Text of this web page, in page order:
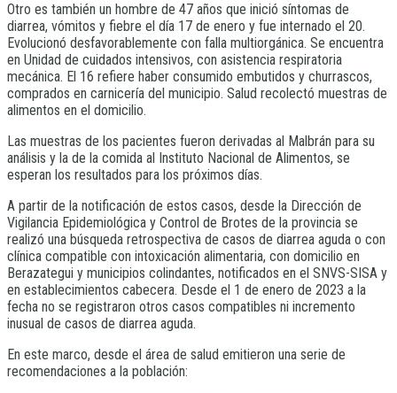
Otro es también un hombre de 47 años que inició síntomas de
diarrea, vómitos y fiebre el día 17 de enero y fue internado el 20.
Evolucionó desfavorablemente con falla multiorgánica. Se encuentra
en Unidad de cuidados intensivos, con asistencia respiratoria
mecánica. El 16 refiere haber consumido embutidos y churrascos,
comprados en carnicería del municipio. Salud recolectó muestras de
alimentos en el domicilio.
Las muestras de los pacientes fueron derivadas al Malbrán para su
análisis y la de la comida al Instituto Nacional de Alimentos, se
esperan los resultados para los próximos días.
A partir de la notificación de estos casos, desde la Dirección de
Vigilancia Epidemiológica y Control de Brotes de la provincia se
realizó una búsqueda retrospectiva de casos de diarrea aguda o con
clínica compatible con intoxicación alimentaria, con domicilio en
Berazategui y municipios colindantes, notificados en el SNVS-SISA y
en establecimientos cabecera. Desde el 1 de enero de 2023 a la
fecha no se registraron otros casos compatibles ni incremento
inusual de casos de diarrea aguda.
En este marco, desde el área de salud emitieron una serie de
recomendaciones a la población: